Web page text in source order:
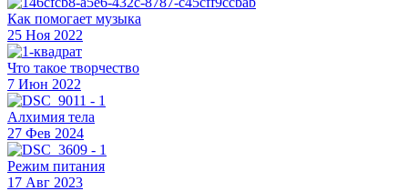
Как помогает музыка
25 Ноя 2022
Что такое творчество
7 Июн 2022
Алхимия тела
27 Фев 2024
Режим питания
17 Авг 2023